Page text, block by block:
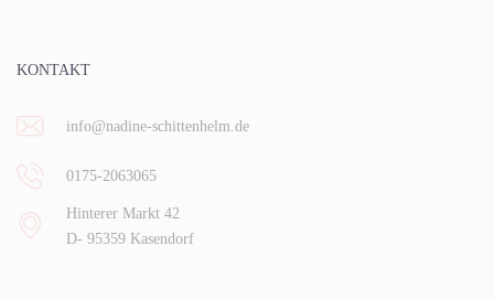
KONTAKT
info@nadine-schittenhelm.de
0175-2063065
Hinterer Markt 42
D- 95359 Kasendorf